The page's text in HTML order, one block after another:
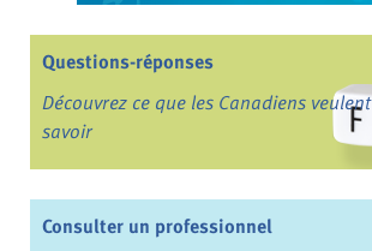
Questions-réponses
Découvrez ce que les Canadiens veulent
savoir
Consulter un professionnel